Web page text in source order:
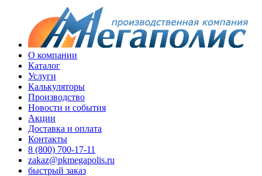
О компании
Каталог
Услуги
Калькуляторы
Производство
Новости и события
Акции
Доставка и оплата
Контакты
8 (800) 700-17-11
zakaz@pkmegapolis.ru
быстрый заказ